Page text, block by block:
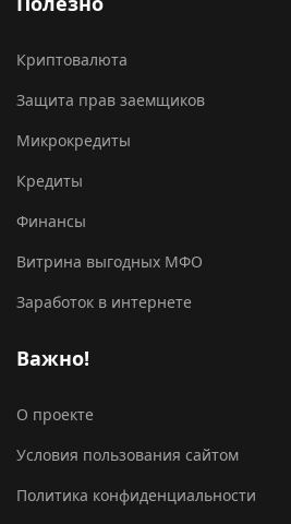
Криптовалюта
Защита прав заемщиков
Микрокредиты
Кредиты
Финансы
Витрина выгодных МФО
Заработок в интернете
Важно!
О проекте
Условия пользования сайтом
Политика конфиденциальности